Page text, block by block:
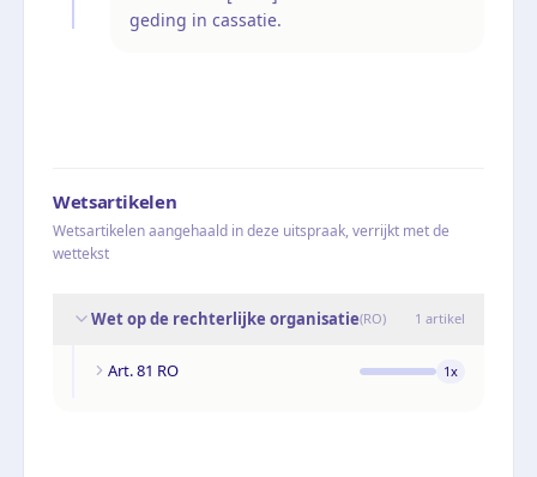
geding in cassatie.
Wetsartikelen
Wetsartikelen aangehaald in deze uitspraak, verrijkt met de
wettekst
Wet op de rechterlijke organisatie(RO) 1 artikel
Art. 81 RO 1x